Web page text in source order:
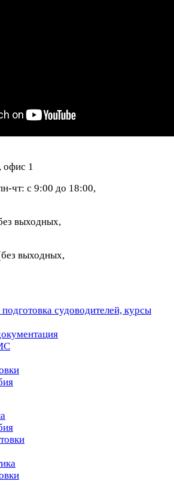
офис 1
чт: с 9:00 до 18:00,
выходных,
выходных,
судоводителей, курсы